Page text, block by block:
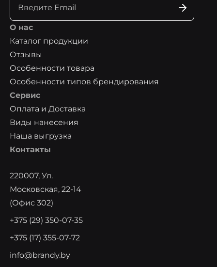
О нас
Каталог продукции
Отзывы
Особенности товара
Особенности типов брендирования
Сервис
Оплата и Доставка
Виды нанесения
Наша выгрузка
Контакты
220007, Ул.
Московская, 22-14
(офис 302)
+375 (29) 350-07-35
+375 (17) 355-07-72
info@brandy.by